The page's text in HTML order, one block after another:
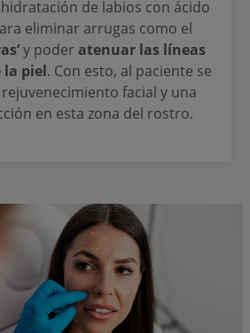
de labios con ácido
eliminar arrugas como el
y poder atenuar las líneas
la piel. Con esto, al paciente se
facial y una
en esta zona del rostro.